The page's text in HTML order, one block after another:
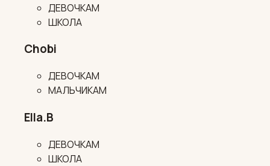
ДЕВОЧКАМ
ШКОЛА
Chobi
ДЕВОЧКАМ
МАЛЬЧИКАМ
Ella.B
ДЕВОЧКАМ
ШКОЛА